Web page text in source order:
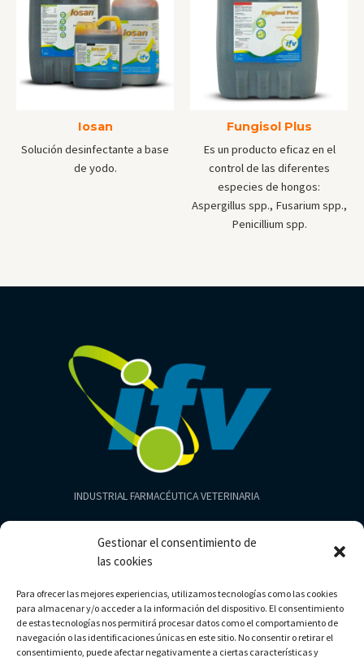
Gestionar el consentimiento de
las cookies
Para ofrecer las mejores experiencias, utilizamos tecnologías como las cookies
para almacenar y/o acceder a la información del dispositivo. El consentimiento
de estas tecnologías nos permitirá procesar datos como el comportamiento de
navegación o las identificaciones únicas en este sitio. No consentir o retirar el
consentimiento, puede afectar negativamente a ciertas características y
Iosan
Solución desinfectante a base
de yodo.
Fungisol Plus
Es un producto eficaz en el
control de las diferentes
especies de hongos:
Aspergillus spp., Fusarium spp.,
Penicillium spp.
INDUSTRIAL FARMACÉUTICA VETERINARIA
Productos
Bovinos
Limpieza